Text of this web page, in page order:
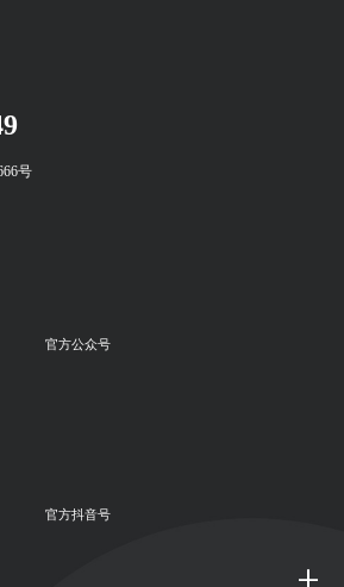
号
官方公众号
官方抖音号